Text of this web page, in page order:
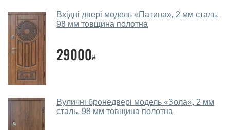
Які двері вхідні порадите?
Наші рекомендації залежать від необхідних
параметрів, бюджету та інших факторів. Підбір
вхідних дверей проводиться індивідуально для
кожного відвідувача.
Так, робимо. Наші фахівці можуть зробити замір та
консультацію на виїзді. Кожен співробітник має із
Вхідні двері модель «Патина», 2 мм сталь,
98 мм товщина полотна
29000₴
Вуличні бронедвері модель «Зола», 2 мм
сталь, 98 мм товщина полотна